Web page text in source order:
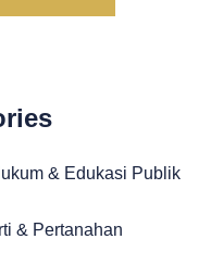
& Edukasi Publik
& Pertanahan